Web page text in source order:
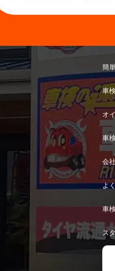
簡
車
オ
車
会
よ
車
ス